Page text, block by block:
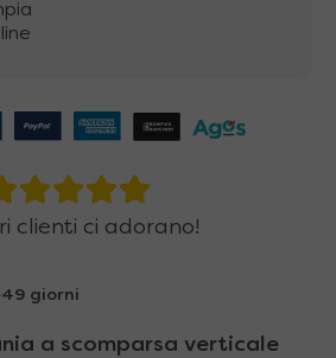
clienti ci adorano!
giorni
a scomparsa verticale